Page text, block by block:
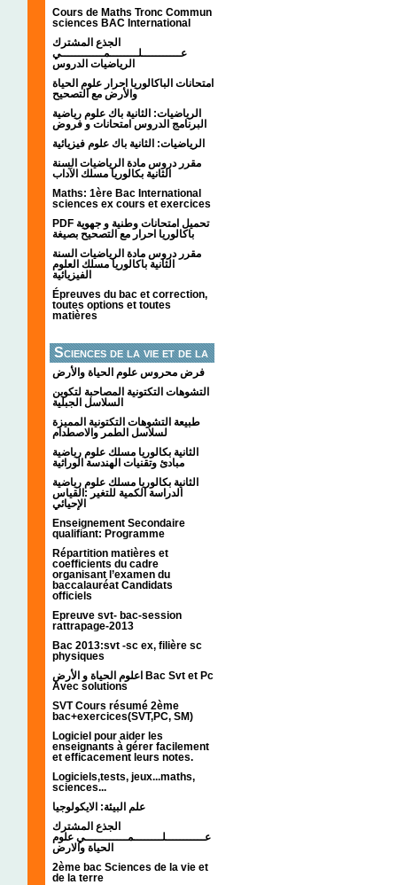
Cours de Maths Tronc Commun
sciences BAC International
الجذع المشترك
عـــــــــــلــــــــمــــــــــــي
الرياضيات الدروس
امتحانات الباكالوريا احرار علوم الحياة
والأرض مع التصحيح
الرياضيات: الثانية باك علوم رياضية
البرنامج الدروس امتحانات و فروض
الرياضيات: الثانية باك علوم فيزيائية
مقرر دروس مادة الرياضيات السنة
الثانية بكالوريا مسلك الآداب
Maths: 1ère Bac International
sciences ex cours et exercices
PDF تحميل امتحانات وطنية و جهوية
باكالوريا احرار مع التصحيح بصيغة
مقرر دروس مادة الرياضيات السنة
الثانية باكالوريا مسلك العلوم
الفيزيائية
Épreuves du bac et correction,
toutes options et toutes
matières
Sciences de la vie et de la
terre
فرض محروس علوم الحياة والأرض
التشوهات التكتونیة المصاحبة لتكوین
السلاسل الجبلیة
طبيعة التشوهات التكتونية المميزة
لسلاسل الطمر والاصطدام
الثانية بكالوريا مسلك علوم رياضية
مبادئ وتقنيات الهندسة الوراثية
الثانية بكالوريا مسلك علوم رياضية
الدراسة الكمية للتغير :القياس
الإحيائي
Enseignement Secondaire
qualifiant: Programme
Répartition matières et
coefficients du cadre
organisant l’examen du
baccalauréat Candidats
officiels
Epreuve svt- bac-session
rattrapage-2013
Bac 2013:svt -sc ex, filière sc
physiques
اعلوم الحياة و الأرض Bac Svt et Pc
Avec solutions
SVT Cours résumé 2ème
bac+exercices(SVT,PC, SM)
Logiciel pour aider les
enseignants à gérer facilement
et efficacement leurs notes.
Logiciels,tests, jeux...maths,
sciences...
علم البيئة: الايكولوجيا
الجذع المشترك
عـــــــــــلــــــــمــــــــــــي علوم
الحياة والارض
2ème bac Sciences de la vie et
de la terre